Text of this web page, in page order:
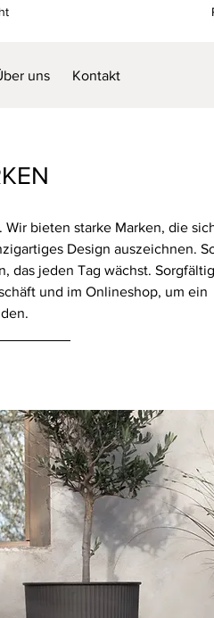
uns Kontakt
bieten starke Marken, die
Design auszeichnen.
das jeden Tag wächst. Sorgfältig
und im Onlineshop, um ein